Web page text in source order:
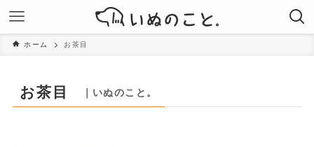
ホーム お茶目
お茶目 ｜いぬのこと。